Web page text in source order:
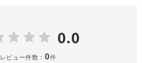
0.0
レビュー件数： 0件